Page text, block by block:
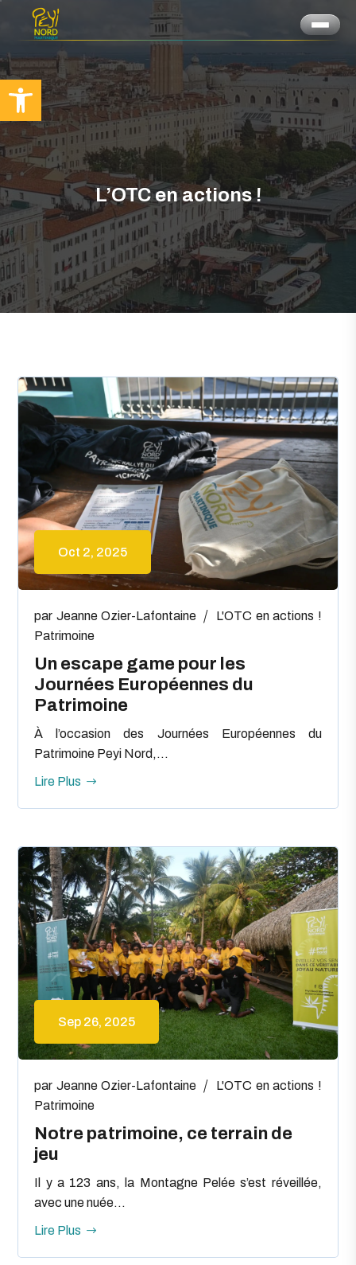
Ouvrir la barre d’outils
L’OTC en actions !
Oct 2, 2025
Un escape game pour les
Journées Européennes du
Patrimoine
par Jeanne Ozier-Lafontaine
L'OTC en actions !
Patrimoine
À l’occasion des Journées Européennes du
Patrimoine Peyi Nord,...
Lire Plus
Sep 26, 2025
Notre patrimoine, ce terrain de
jeu
par Jeanne Ozier-Lafontaine
L'OTC en actions !
Patrimoine
Il y a 123 ans, la Montagne Pelée s’est réveillée,
avec une nuée...
Lire Plus